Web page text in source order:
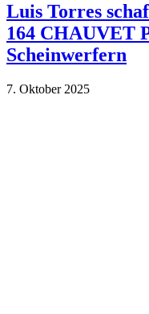
Luis Torres
164 CHAUVET
Scheinwerfern
7. Oktober 2025